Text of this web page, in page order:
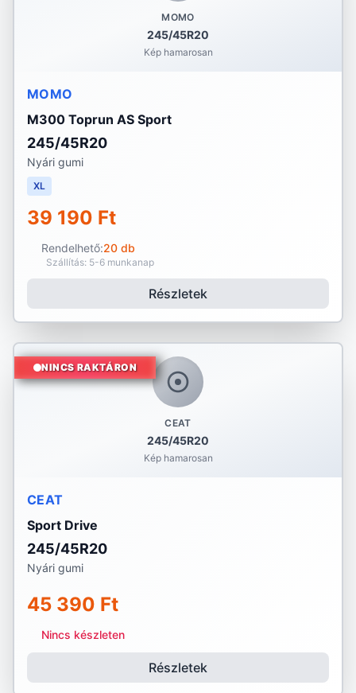
MOMO
245/45R20
Kép hamarosan
MOMO
M300 Toprun AS Sport
245/45R20
Nyári gumi
XL
39 190 Ft
Rendelhető:20 db
Szállítás: 5-6 munkanap
Részletek
CEAT
245/45R20
Kép hamarosan
NINCS RAKTÁRON
CEAT
Sport Drive
245/45R20
Nyári gumi
45 390 Ft
Nincs készleten
Részletek